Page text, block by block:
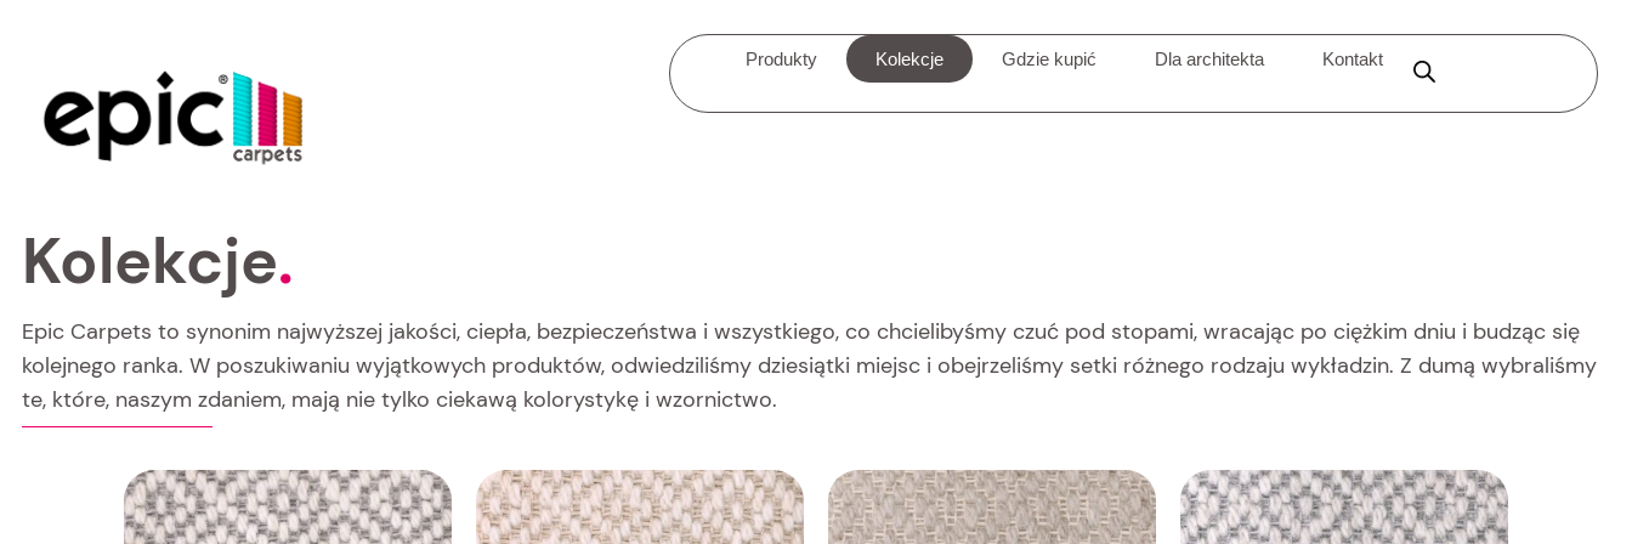
Produkty Kolekcje Gdzie kupić Dla architekta Kontakt
Kolekcje.
Epic Carpets to synonim najwyższej jakości, ciepła, bezpieczeństwa i wszystkiego, co chcielibyśmy czuć pod stopami, wracając po ciężkim dniu i budząc się
kolejnego ranka. W poszukiwaniu wyjątkowych produktów, odwiedziliśmy dziesiątki miejsc i obejrzeliśmy setki różnego rodzaju wykładzin. Z dumą wybraliśmy
te, które, naszym zdaniem, mają nie tylko ciekawą kolorystykę i wzornictwo.